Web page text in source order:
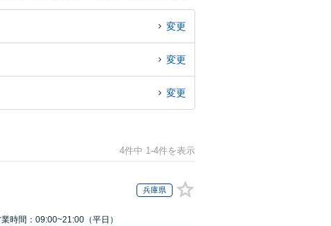
を法律相談できる大阪市阿倍野区内の弁護士に相
変更
変更
変更
4件中 1-4件を表示
兵庫県
時間：09:00~21:00（平日）